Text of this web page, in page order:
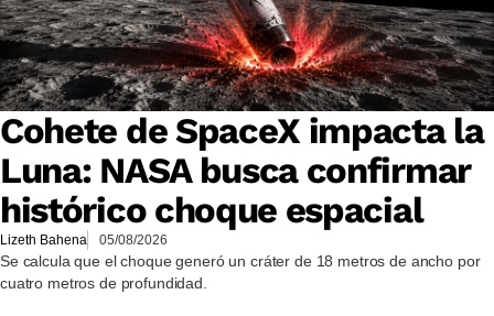
Cohete de SpaceX impacta la
Luna: NASA busca confirmar
histórico choque espacial
Lizeth Bahena 05/08/2026
Se calcula que el choque generó un cráter de 18 metros de ancho por
cuatro metros de profundidad.